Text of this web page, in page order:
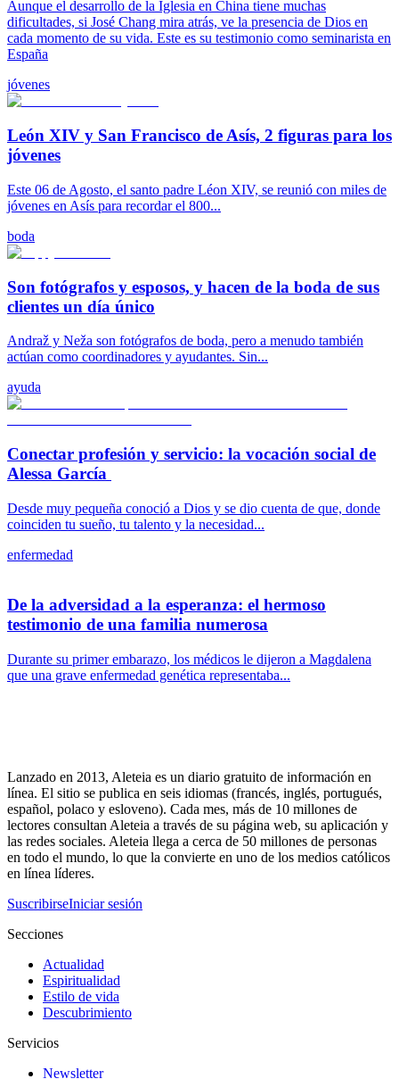
Aunque el desarrollo de la Iglesia en China tiene muchas
dificultades, si José Chang mira atrás, ve la presencia de Dios en
cada momento de su vida. Este es su testimonio como seminarista en
España
jóvenes
León XIV y San Francisco de Asís, 2 figuras para los
jóvenes
Este 06 de Agosto, el santo padre Léon XIV, se reunió con miles de
jóvenes en Asís para recordar el 800...
boda
Son fotógrafos y esposos, y hacen de la boda de sus
clientes un día único
Andraž y Neža son fotógrafos de boda, pero a menudo también
actúan como coordinadores y ayudantes. Sin...
ayuda
Conectar profesión y servicio: la vocación social de
Alessa García
Desde muy pequeña conoció a Dios y se dio cuenta de que, donde
coinciden tu sueño, tu talento y la necesidad...
enfermedad
De la adversidad a la esperanza: el hermoso
testimonio de una familia numerosa
Durante su primer embarazo, los médicos le dijeron a Magdalena
que una grave enfermedad genética representaba...
Lanzado en 2013, Aleteia es un diario gratuito de información en
línea. El sitio se publica en seis idiomas (francés, inglés, portugués,
español, polaco y esloveno). Cada mes, más de 10 millones de
lectores consultan Aleteia a través de su página web, su aplicación y
las redes sociales. Aleteia llega a cerca de 50 millones de personas
en todo el mundo, lo que la convierte en uno de los medios católicos
en línea líderes.
SuscribirseIniciar sesión
Secciones
Actualidad
Espiritualidad
Estilo de vida
Descubrimiento
Servicios
Newsletter